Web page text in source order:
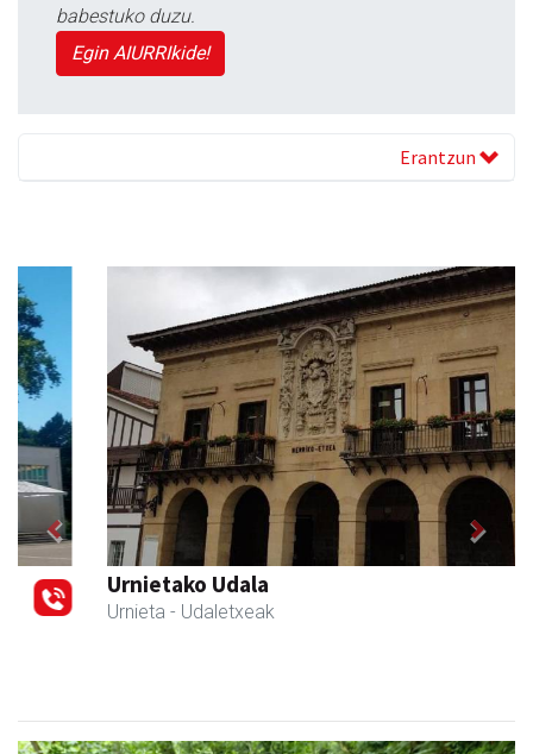
babestuko duzu.
Egin AIURRIkide!
Erantzun
Urnietako Udala
Urnieta - Udaletxeak
Previous Next